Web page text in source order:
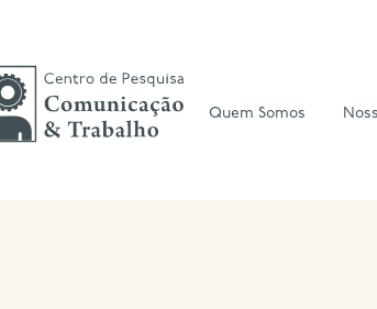
Quem Somos